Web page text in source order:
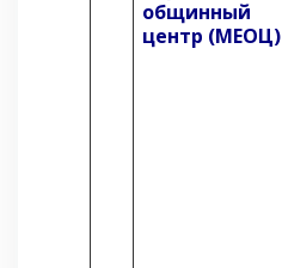
общинный
центр (МЕОЦ)